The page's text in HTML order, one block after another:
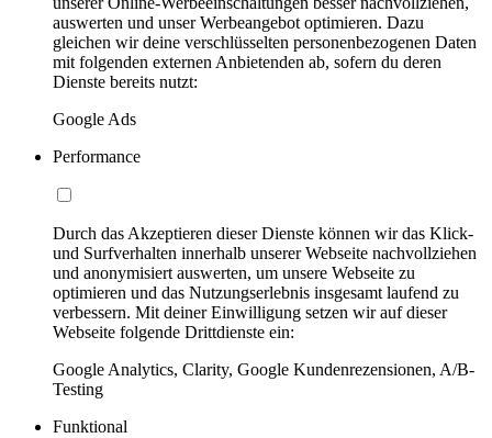
auswerten und unser Werbeangebot optimieren. Dazu
gleichen wir deine verschlüsselten personenbezogenen Daten
mit folgenden externen Anbietenden ab, sofern du deren
Dienste bereits nutzt:
Google Ads
Performance
Durch das Akzeptieren dieser Dienste können wir das Klick-
und Surfverhalten innerhalb unserer Webseite nachvollziehen
und anonymisiert auswerten, um unsere Webseite zu
optimieren und das Nutzungserlebnis insgesamt laufend zu
verbessern. Mit deiner Einwilligung setzen wir auf dieser
Webseite folgende Drittdienste ein:
Google Analytics, Clarity, Google Kundenrezensionen, A/B-
Testing
Funktional